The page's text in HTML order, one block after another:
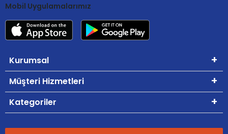
Mobil Uygulamalarımız
Kurumsal
Müşteri Hizmetleri
Kategoriler